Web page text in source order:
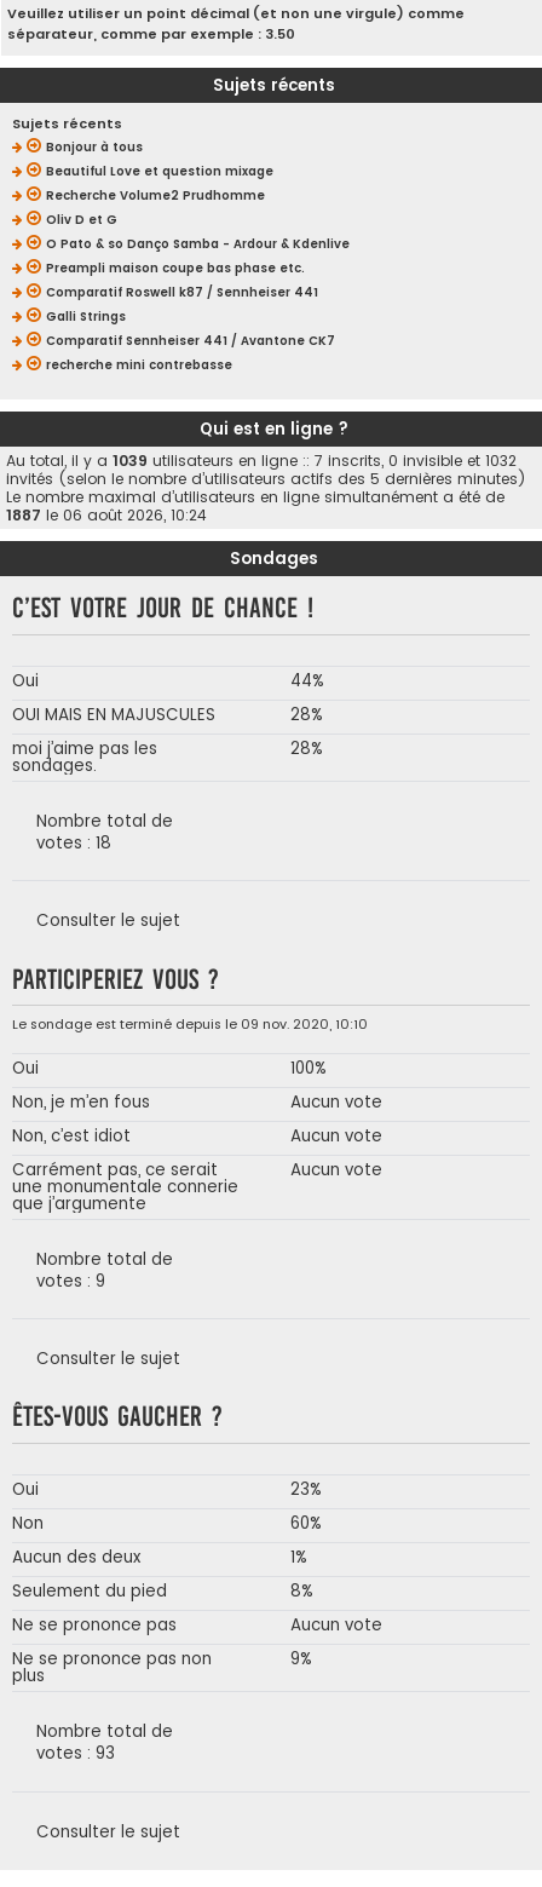
Veuillez utiliser un point décimal (et non une virgule) comme
séparateur, comme par exemple : 3.50
Sujets récents
Sujets récents
Bonjour à tous
Beautiful Love et question mixage
Recherche Volume2 Prudhomme
Oliv D et G
O Pato & so Danço Samba - Ardour & Kdenlive
Preampli maison coupe bas phase etc.
Comparatif Roswell k87 / Sennheiser 441
Galli Strings
Comparatif Sennheiser 441 / Avantone CK7
recherche mini contrebasse
Qui est en ligne ?
Au total, il y a 1039 utilisateurs en ligne :: 7 inscrits, 0 invisible et 1032
invités (selon le nombre d’utilisateurs actifs des 5 dernières minutes)
Le nombre maximal d’utilisateurs en ligne simultanément a été de
1887 le 06 août 2026, 10:24
Sondages
C’est votre jour de chance !
Oui
44%
OUI MAIS EN MAJUSCULES
28%
moi j’aime pas les
sondages.
28%
Nombre total de
votes : 18
Consulter le sujet
Participeriez vous ?
Le sondage est terminé depuis le 09 nov. 2020, 10:10
Oui
100%
Non, je m’en fous
Aucun vote
Non, c’est idiot
Aucun vote
Carrément pas, ce serait
une monumentale connerie
que j’argumente
Aucun vote
Nombre total de
votes : 9
Consulter le sujet
Êtes-vous gaucher ?
Oui
23%
Non
60%
Aucun des deux
1%
Seulement du pied
8%
Ne se prononce pas
Aucun vote
Ne se prononce pas non
plus
9%
Nombre total de
votes : 93
Consulter le sujet